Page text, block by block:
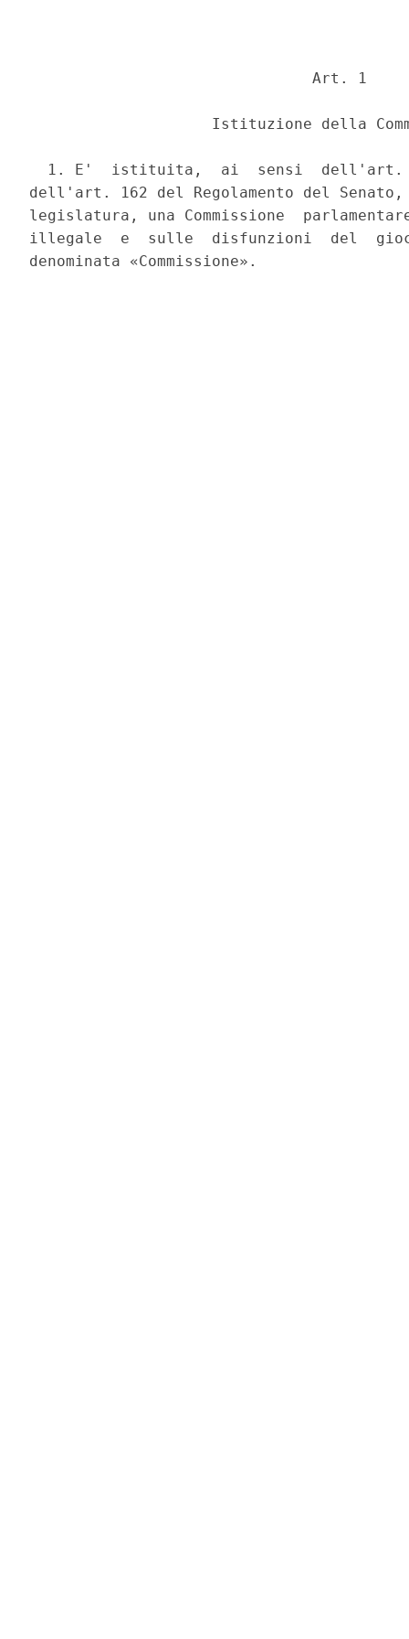
                               Art. 1
Istituzione della
1. E'  istituita,  ai  sensi
dell'art. 162 del Regolamento del
legislatura, una Commissione
illegale  e  sulle  disfunzioni  del